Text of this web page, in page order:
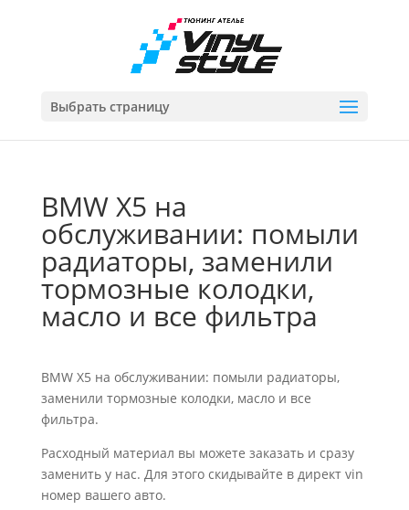
Выбрать страницу
BMW X5 на
обслуживании: помыли
радиаторы, заменили
тормозные колодки,
масло и все фильтра
BMW X5 на обслуживании: помыли радиаторы,
заменили тормозные колодки, масло и все
фильтра.
Расходный материал вы можете заказать и сразу
заменить у нас. Для этого скидывайте в директ vin
номер вашего авто.